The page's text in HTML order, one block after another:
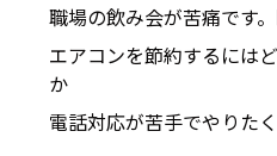
職場の飲み会が苦痛です
エアコンを節約するには
か
電話対応が苦手でやりた